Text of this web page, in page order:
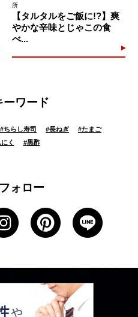
所
【タルタルをご飯に!?】爽
やかな辛味とじゃこの食
べ...
ーワード
#ちらし寿司 #長ねぎ #たまご
く #黒酢
ォロー